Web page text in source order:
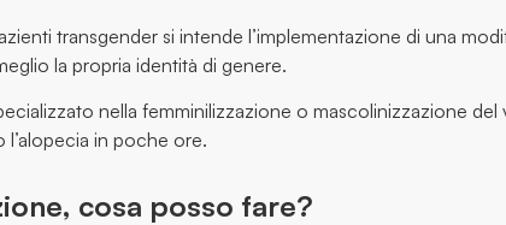
transgender si intende l’implementazione di una
la propria identità di genere.
nella femminilizzazione o mascolinizzazione del
in poche ore.
cosa posso fare?